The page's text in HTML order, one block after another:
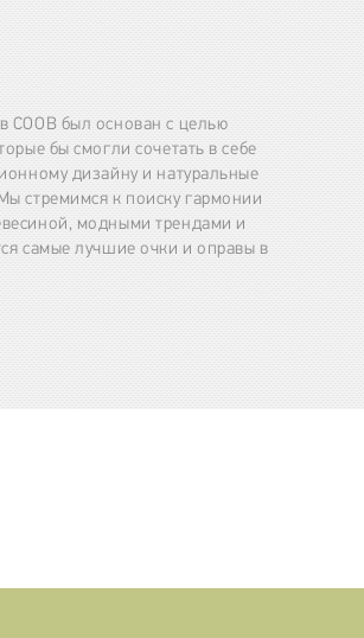
COOB был основан с целью
бы смогли сочетать в себе
дизайну и натуральные
стремимся к поиску гармонии
модными трендами и
самые лучшие очки и оправы в